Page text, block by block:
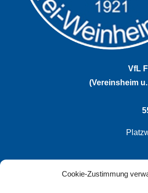
Cookie-Zustimmung
VfL
(Vereinsheim
VfL Frei-